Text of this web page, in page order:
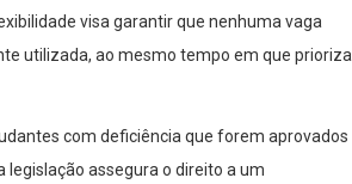
visa garantir que nenhuma vaga
utilizada, ao mesmo tempo em que prioriza
com deficiência que forem aprovados
legislação assegura o direito a um